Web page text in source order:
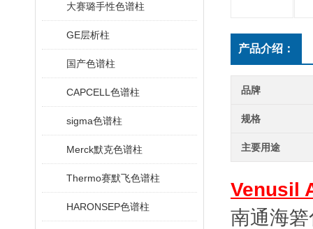
大赛璐手性色谱柱
GE层析柱
国产色谱柱
CAPCELL色谱柱
sigma色谱柱
Merck默克色谱柱
Thermo赛默飞色谱柱
HARONSEP色谱柱
产品介绍：
品牌
规格
主要用途
Venusil
南通海